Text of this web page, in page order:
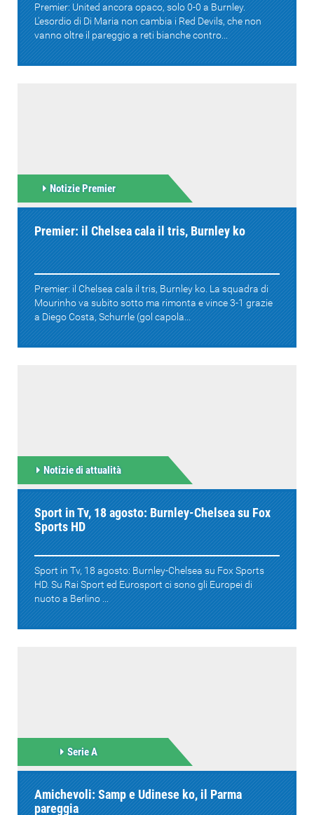
Premier: United ancora opaco, solo 0-0 a Burnley.
L'esordio di Di Maria non cambia i Red Devils, che non
vanno oltre il pareggio a reti bianche contro...
Notizie Premier
Premier: il Chelsea cala il tris, Burnley ko
Premier: il Chelsea cala il tris, Burnley ko. La squadra di
Mourinho va subito sotto ma rimonta e vince 3-1 grazie
a Diego Costa, Schurrle (gol capola...
Notizie di attualità
Sport in Tv, 18 agosto: Burnley-Chelsea su Fox
Sports HD
Sport in Tv, 18 agosto: Burnley-Chelsea su Fox Sports
HD. Su Rai Sport ed Eurosport ci sono gli Europei di
nuoto a Berlino ...
Serie A
Amichevoli: Samp e Udinese ko, il Parma
pareggia